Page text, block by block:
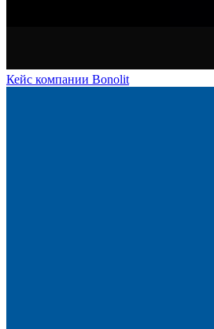
Кейс компании Bonolit